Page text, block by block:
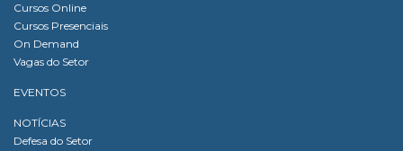
Cursos Online
Cursos Presenciais
On Demand
Vagas do Setor
EVENTOS
NOTÍCIAS
Defesa do Setor